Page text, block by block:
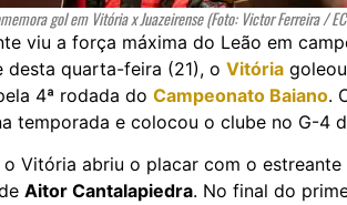
gol em Vitória x Juazeirense (Foto: Victor Ferreira /
viu a força máxima do Leão em
desta quarta-feira (21), o Vitória
4ª rodada do Campeonato Baiano.
temporada e colocou o clube no G-4
Vitória abriu o placar com o
Aitor Cantalapiedra. No final do